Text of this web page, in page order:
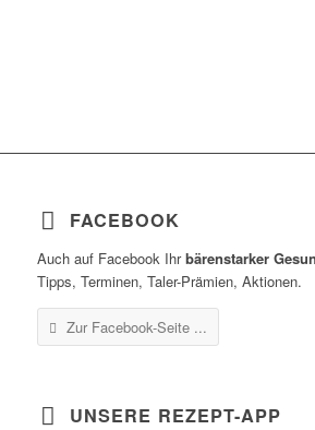
FACEBOOK
Auch auf Facebook Ihrbärenstarker
Tipps, Terminen, Taler-Prämien, Aktionen.
Zur Facebook-Seite ...
UNSERE REZEPT-APP